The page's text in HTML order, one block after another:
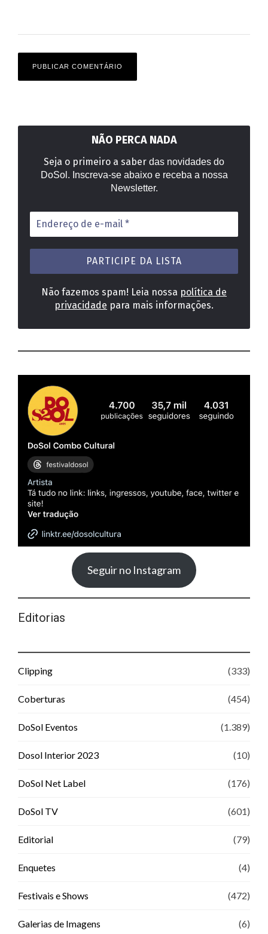
NÃO PERCA NADA
Seja o primeiro a saber das novidades do
DoSol. Inscreva-se abaixo e receba a nossa
Newsletter.
Endereço
de
e-
mail
Não fazemos spam! Leia nossa política de
privacidade para mais informações.
Seguir no Instagram
Editorias
Clipping (333)
Coberturas (454)
DoSol Eventos (1.389)
Dosol Interior 2023 (10)
DoSol Net Label (176)
DoSol TV (601)
Editorial (79)
Enquetes (4)
Festivais e Shows (472)
Galerias de Imagens (6)